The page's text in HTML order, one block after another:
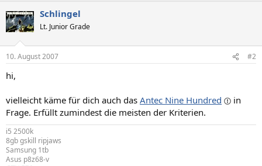
Schlingel
Lt. Junior Grade
10. August 2007 #2
hi,
vielleicht käme für dich auch das Antec Nine Hundred
in
Frage. Erfüllt zumindest die meisten der Kriterien.
i5 2500k
8gb gskill ripjaws
Samsung 1tb
Asus p8z68-v